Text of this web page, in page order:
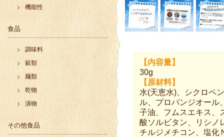
【内容量】
30g
【原材料】
水(天恵水)、シクロペ
ル、プロパンジオール
子油、フムスエキス、
酸ソルビタン、リシノ
チルジメチコン、塩化
機能性
食品
調味料
穀類
麺類
乾物
漬物
その他食品